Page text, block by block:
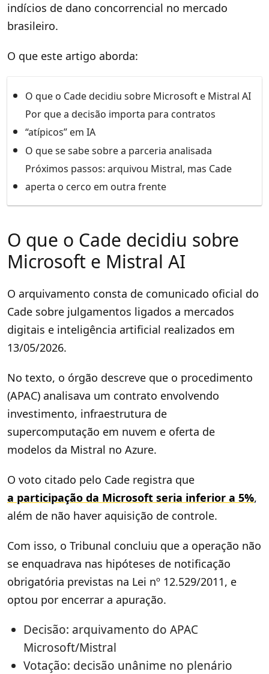
indícios de dano concorrencial no mercado
brasileiro.
O que este artigo aborda:
O que o Cade decidiu sobre Microsoft e Mistral AI
Por que a decisão importa para contratos
“atípicos” em IA
O que se sabe sobre a parceria analisada
Próximos passos: arquivou Mistral, mas Cade
aperta o cerco em outra frente
O que o Cade decidiu sobre
Microsoft e Mistral AI
O arquivamento consta de comunicado oficial do
Cade sobre julgamentos ligados a mercados
digitais e inteligência artificial realizados em
13/05/2026.
No texto, o órgão descreve que o procedimento
(APAC) analisava um contrato envolvendo
investimento, infraestrutura de
supercomputação em nuvem e oferta de
modelos da Mistral no Azure.
O voto citado pelo Cade registra que
a participação da Microsoft seria inferior a 5%,
além de não haver aquisição de controle.
Com isso, o Tribunal concluiu que a operação não
se enquadrava nas hipóteses de notificação
obrigatória previstas na Lei nº 12.529/2011, e
optou por encerrar a apuração.
Decisão: arquivamento do APAC
Microsoft/Mistral
Votação: decisão unânime no plenário